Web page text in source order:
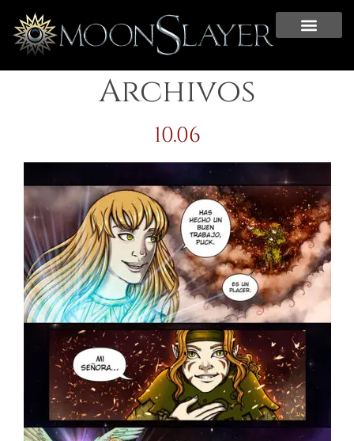
Archivos
10.06